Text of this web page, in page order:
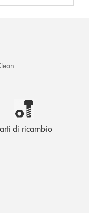
di ricambio